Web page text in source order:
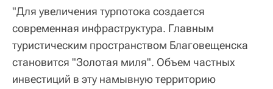
"Для увеличения турпотока создается
современная инфраструктура. Главным
туристическим пространством Благовещенска
становится "Золотая миля". Объем частных
инвестиций в эту намывную территорию